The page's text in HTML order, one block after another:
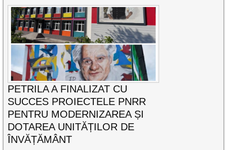
PETRILA A FINALIZAT CU
SUCCES PROIECTELE PNRR
PENTRU MODERNIZAREA ȘI
DOTAREA UNITĂȚILOR DE
ÎNVĂȚĂMÂNT